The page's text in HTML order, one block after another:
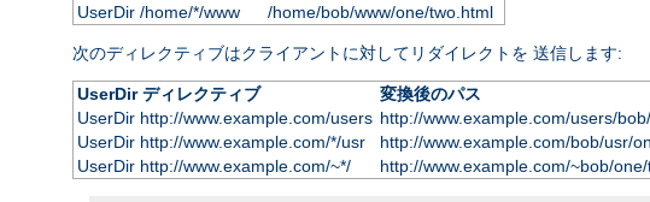
UserDir /home/*/www
/home/bob/www/one/two.html
次のディレクティブはクライアントに対してリダイレクトを 送信します:
UserDir ディレクティブ
変換後のパス
UserDir http://www.example.com/users http://www.example.com/users/
UserDir http://www.example.com/*/usr
http://www.example.com/bob/usr/
UserDir http://www.example.com/~*/
http://www.example.com/~bob/